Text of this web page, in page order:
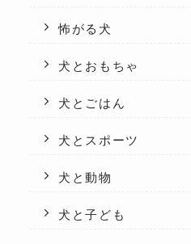
怖がる犬
犬とおもちゃ
犬とごはん
犬とスポーツ
犬と動物
犬と子ども